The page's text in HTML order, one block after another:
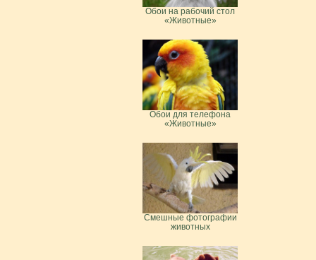
Обои на рабочий стол
«Животные»
Обои для телефона
«Животные»
Смешные фотографии
животных